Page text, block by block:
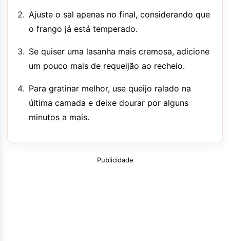
Ajuste o sal apenas no final, considerando que
o frango já está temperado.
Se quiser uma lasanha mais cremosa, adicione
um pouco mais de requeijão ao recheio.
Para gratinar melhor, use queijo ralado na
última camada e deixe dourar por alguns
minutos a mais.
Publicidade